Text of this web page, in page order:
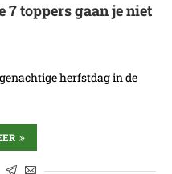
7 toppers gaan je niet
herfstdag in de